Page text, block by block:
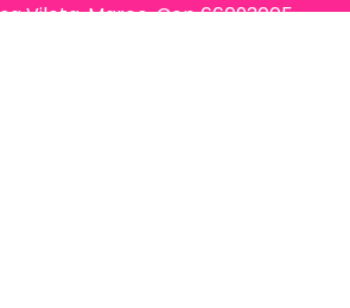
Vileta, Marco, Cep 66093005,